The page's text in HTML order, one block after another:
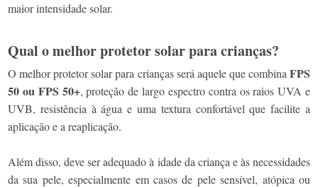
maior intensidade solar.
Qual o melhor protetor solar para crianças?
O melhor protetor solar para crianças será aquele que combinaFPS
50 ou FPS 50+, proteção de largo espectro contra os raios UVA e
UVB, resistência à água e uma textura confortável que facilite a
aplicação e a reaplicação.
Além disso, deve ser adequado à idade da criança e às necessidades
da sua pele, especialmente em casos de pele sensível, atópica ou